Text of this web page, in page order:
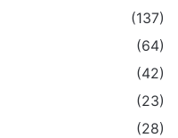
(137)
(64)
(42)
(23)
(28)